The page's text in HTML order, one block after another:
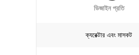
ডিজাইন প্রতি
ক্যরেক্টার এবং মাসকট